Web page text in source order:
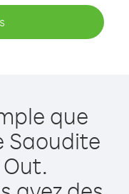
que
Saoudite